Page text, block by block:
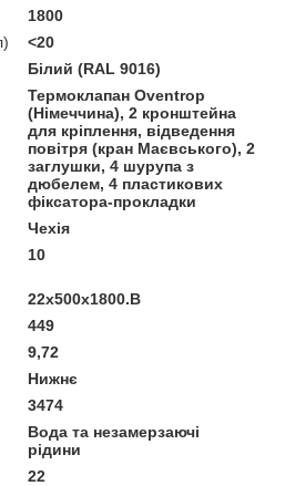
1800
<20
Білий (RAL 9016)
Термоклапан Oventrop
(Німеччина), 2 кронштейна
для кріплення, відведення
повітря (кран Маєвського), 2
заглушки, 4 шурупа з
дюбелем, 4 пластикових
фіксатора-прокладки
Чехія
10
22х500х1800.B
449
9,72
Нижнє
3474
Вода та незамерзаючі
рідини
22